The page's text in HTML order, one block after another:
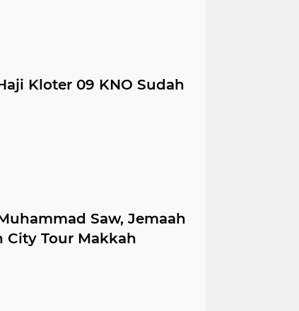
Kloter 09 KNO Sudah
Saw, Jemaah
City Tour Makkah